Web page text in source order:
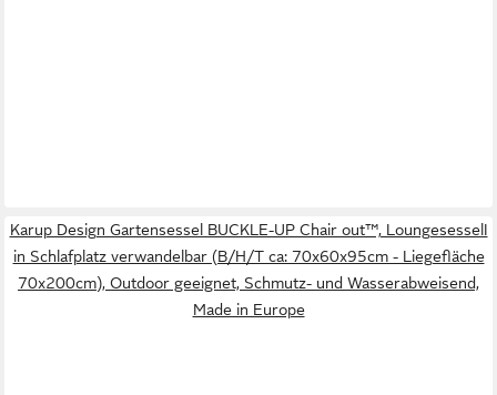
Karup Design Gartensessel BUCKLE-UP Chair out™, LoungesesselI
in Schlafplatz verwandelbar (B/H/T ca: 70x60x95cm - Liegefläche
70x200cm), Outdoor geeignet, Schmutz- und Wasserabweisend,
Made in Europe